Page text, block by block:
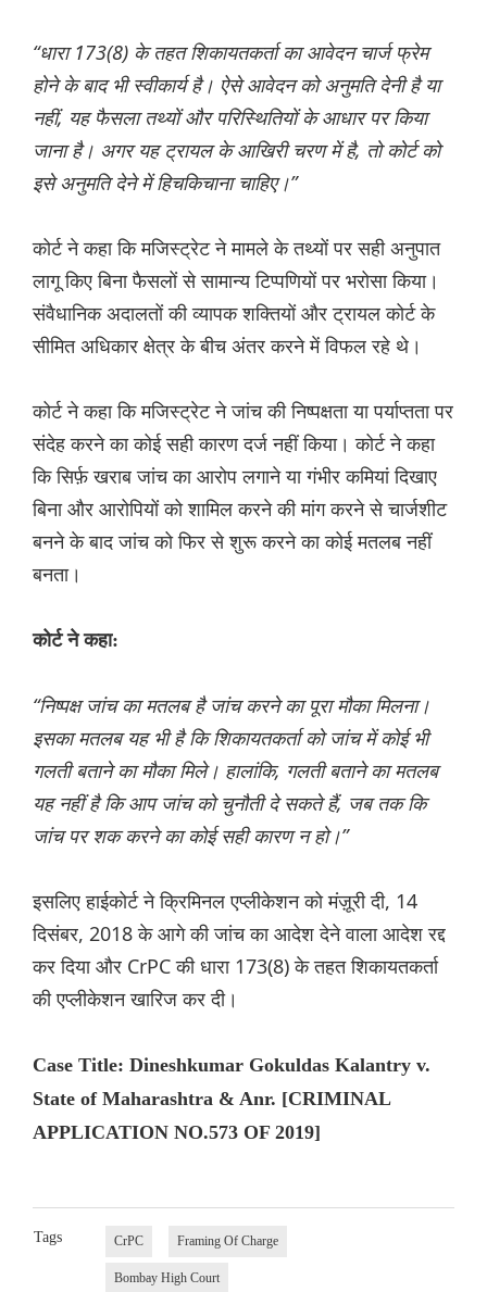
“धारा 173(8) के तहत शिकायतकर्ता का आवेदन चार्ज फ्रेम
होने के बाद भी स्वीकार्य है। ऐसे आवेदन को अनुमति देनी है या
नहीं, यह फैसला तथ्यों और परिस्थितियों के आधार पर किया
जाना है। अगर यह ट्रायल के आखिरी चरण में है, तो कोर्ट को
इसे अनुमति देने में हिचकिचाना चाहिए।”
कोर्ट ने कहा कि मजिस्ट्रेट ने मामले के तथ्यों पर सही अनुपात
लागू किए बिना फैसलों से सामान्य टिप्पणियों पर भरोसा किया।
संवैधानिक अदालतों की व्यापक शक्तियों और ट्रायल कोर्ट के
सीमित अधिकार क्षेत्र के बीच अंतर करने में विफल रहे थे।
कोर्ट ने कहा कि मजिस्ट्रेट ने जांच की निष्पक्षता या पर्याप्तता पर
संदेह करने का कोई सही कारण दर्ज नहीं किया। कोर्ट ने कहा
कि सिर्फ़ खराब जांच का आरोप लगाने या गंभीर कमियां दिखाए
बिना और आरोपियों को शामिल करने की मांग करने से चार्जशीट
बनने के बाद जांच को फिर से शुरू करने का कोई मतलब नहीं
बनता।
कोर्ट ने कहा:
“निष्पक्ष जांच का मतलब है जांच करने का पूरा मौका मिलना।
इसका मतलब यह भी है कि शिकायतकर्ता को जांच में कोई भी
गलती बताने का मौका मिले। हालांकि, गलती बताने का मतलब
यह नहीं है कि आप जांच को चुनौती दे सकते हैं, जब तक कि
जांच पर शक करने का कोई सही कारण न हो।”
इसलिए हाईकोर्ट ने क्रिमिनल एप्लीकेशन को मंज़ूरी दी, 14
दिसंबर, 2018 के आगे की जांच का आदेश देने वाला आदेश रद्द
कर दिया और CrPC की धारा 173(8) के तहत शिकायतकर्ता
की एप्लीकेशन खारिज कर दी।
Case Title: Dineshkumar Gokuldas Kalantry v.
State of Maharashtra & Anr. [CRIMINAL
APPLICATION NO.573 OF 2019]
Tags CrPC Framing Of Charge
Bombay High Court